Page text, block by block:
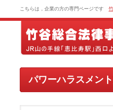
こちらは，企業の方の専門ページです
パワーハラスメン